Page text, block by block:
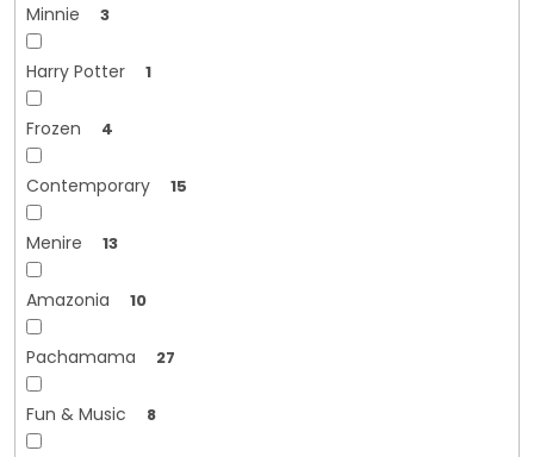
Minnie 3
Harry Potter 1
Frozen 4
Contemporary 15
Menire 13
Amazonia 10
Pachamama 27
Fun & Music 8